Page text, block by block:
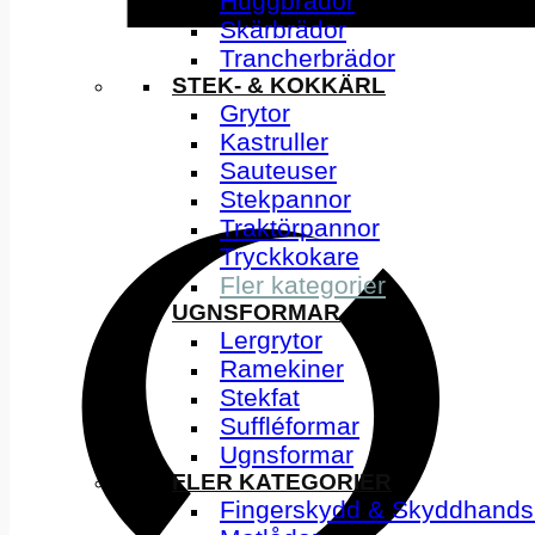
Skärbrädor
Trancherbrädor
STEK- & KOKKÄRL
Grytor
Kastruller
Sauteuser
Stekpannor
Traktörpannor
Tryckkokare
Fler kategorier
UGNSFORMAR
Lergrytor
Ramekiner
Stekfat
Suffléformar
Ugnsformar
FLER KATEGORIER
Fingerskydd &